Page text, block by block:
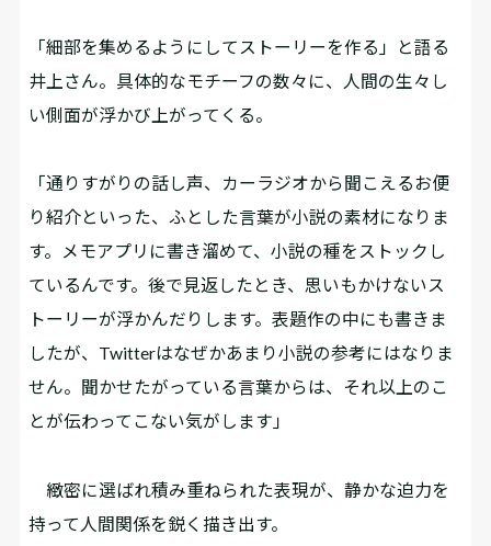
「細部を集めるようにしてストーリーを作る」と語る
井上さん。具体的なモチーフの数々に、人間の生々し
い側面が浮かび上がってくる。
「通りすがりの話し声、カーラジオから聞こえるお便
り紹介といった、ふとした言葉が小説の素材になりま
す。メモアプリに書き溜めて、小説の種をストックし
ているんです。後で見返したとき、思いもかけないス
トーリーが浮かんだりします。表題作の中にも書きま
したが、Twitterはなぜかあまり小説の参考にはなりま
せん。聞かせたがっている言葉からは、それ以上のこ
とが伝わってこない気がします」
緻密に選ばれ積み重ねられた表現が、静かな迫力を
持って人間関係を鋭く描き出す。